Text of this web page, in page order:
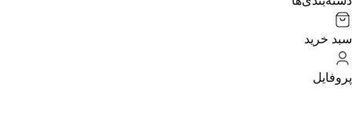
سبد خرید
پروفایل